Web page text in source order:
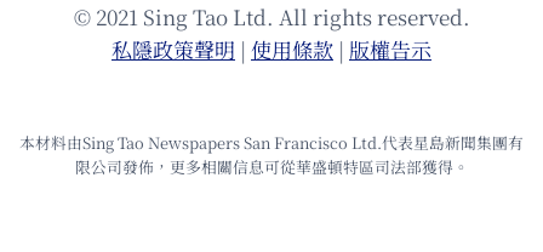
© 2021 Sing Tao Ltd. All rights reserved.
私隱政策聲明 | 使⽤條款 | 版權告⽰
本材料由Sing Tao Newspapers San Francisco Ltd.代表星島新聞集團有
限公司發佈，更多相關信息可從華盛頓特區司法部獲得。